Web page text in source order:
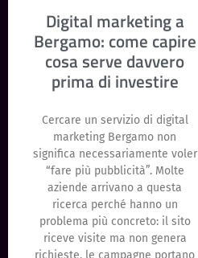
Digital marketing a
Bergamo: come capire
cosa serve davvero
prima di investire
Cercare un servizio di digital
marketing Bergamo non
significa necessariamente voler
“fare più pubblicità”. Molte
aziende arrivano a questa
ricerca perché hanno un
problema più concreto: il sito
riceve visite ma non genera